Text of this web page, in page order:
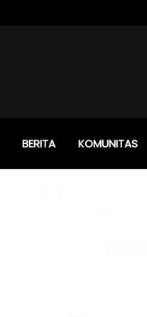
BERITA KOMUNITAS